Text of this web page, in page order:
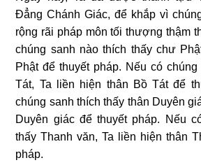
Đẳng Chánh Giác, để khắp vì
rộng rãi pháp môn tối thượng thậm
chúng sanh nào thích thấy chư
Phật để thuyết pháp. Nếu có
Tát, Ta liền hiện thân Bồ Tát để
chúng sanh thích thấy thân Duyên
Duyên giác để thuyết pháp. Nếu
thấy Thanh văn, Ta liền hiện thân
pháp.